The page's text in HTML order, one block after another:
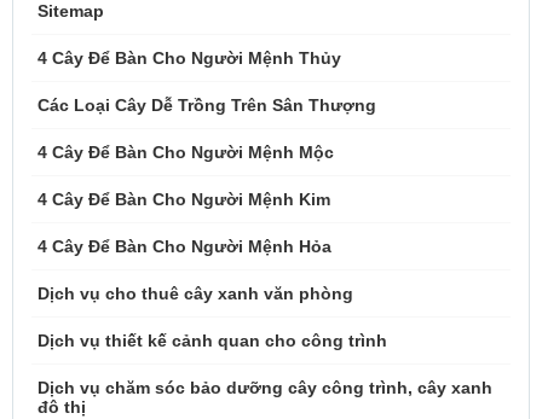
Sitemap
4 Cây Để Bàn Cho Người Mệnh Thủy
Các Loại Cây Dễ Trồng Trên Sân Thượng
4 Cây Để Bàn Cho Người Mệnh Mộc
4 Cây Để Bàn Cho Người Mệnh Kim
4 Cây Để Bàn Cho Người Mệnh Hỏa
Dịch vụ cho thuê cây xanh văn phòng
Dịch vụ thiết kế cảnh quan cho công trình
Dịch vụ chăm sóc bảo dưỡng cây công trình, cây xanh
đô thị